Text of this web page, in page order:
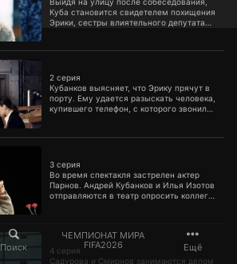
Поиск
ЧЕМПИОНАТ МИРА
FIFA2026
Ещё
Куба становится свидетелем похищения
Эрики, сестры влиятельного депутата
момента жизнь Кубы переворачивается
2 серия
Кубанков выясняет, что Эрику прячут в
порту. Ему удается разыскать человека,
купившего телефон, с которого звонили
Кубу поджидает смертельная
3 серия
Во время спектакля застрелен актер
Парнов. Андрей Кубанков и Илья Изотов
отправляются в театр опросить коллег
4 серия
Садурова и Смирнов занимаются делом